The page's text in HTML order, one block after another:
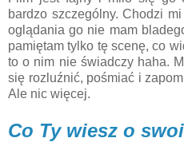
bardzo szczególny. Chodzi
oglądania go nie mam
pamiętam tylko tę scenę, co
to o nim nie świadczy haha.
się rozluźnić, pośmiać i
Ale nic więcej.
Co Ty wiesz o